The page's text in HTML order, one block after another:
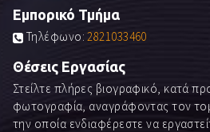
Εμπορικό Τμήμα
Τηλέφωνο:2821033460
Θέσεις Εργασίας
Στείλτε πλήρες βιογραφικό, κατά
φωτογραφία, αναγράφοντας τον
την οποία ενδιαφέρεστε να